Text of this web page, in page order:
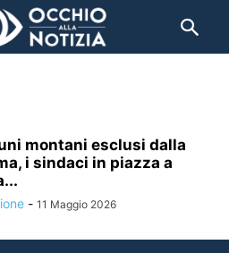
montani esclusi dalla
i sindaci in piazza a
- 11 Maggio 2026